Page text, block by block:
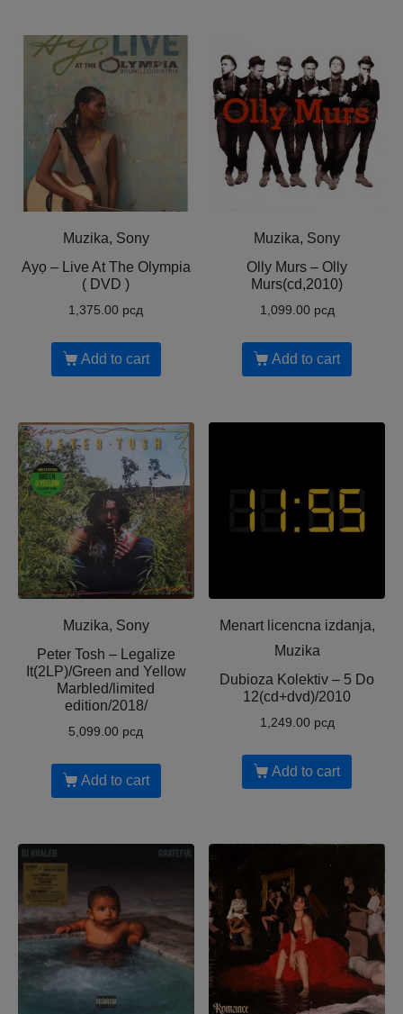
Muzika, Sony
Ayọ ‎– Live At The Olympia
( DVD )
1,375.00 рсд
Add to cart
Muzika, Sony
Olly Murs ‎– Olly
Murs(cd,2010)
1,099.00 рсд
Add to cart
Muzika, Sony
Peter Tosh – Legalize
It(2LP)/Green and Yellow
Marbled/limited
edition/2018/
5,099.00 рсд
Add to cart
Menart licencna izdanja,
Muzika
Dubioza Kolektiv – 5 Do
12(cd+dvd)/2010
1,249.00 рсд
Add to cart